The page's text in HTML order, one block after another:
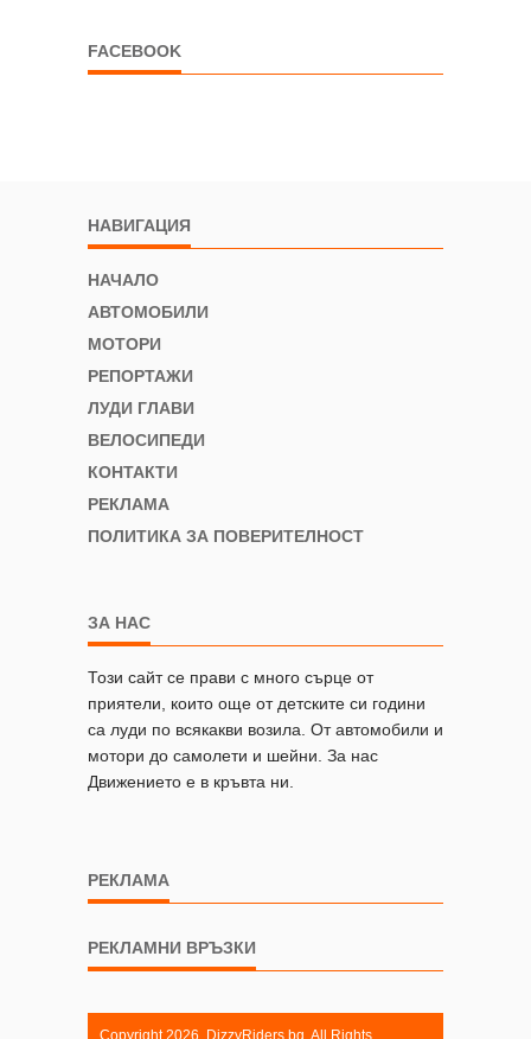
FACEBOOK
НАВИГАЦИЯ
НАЧАЛО
АВТОМОБИЛИ
МОТОРИ
РЕПОРТАЖИ
ЛУДИ ГЛАВИ
ВЕЛОСИПЕДИ
КОНТАКТИ
РЕКЛАМА
ПОЛИТИКА ЗА ПОВЕРИТЕЛНОСТ
ЗА НАС
Този сайт се прави с много сърце от
приятели, които още от детските си години
са луди по всякакви возила. От автомобили и
мотори до самолети и шейни. За нас
Движението е в кръвта ни.
РЕКЛАМА
РЕКЛАМНИ ВРЪЗКИ
Copyright 2026. DizzyRiders.bg. All Rights